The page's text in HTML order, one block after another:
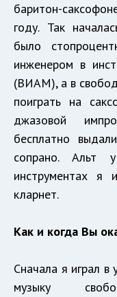
баритон-
году. Так
было
инженером в
(ВИАМ), а в
поиграть на
джазовой
бесплатно
сопрано.
инструментах я
кларнет.
Как и когда Вы
Сначала я играл в
музыку